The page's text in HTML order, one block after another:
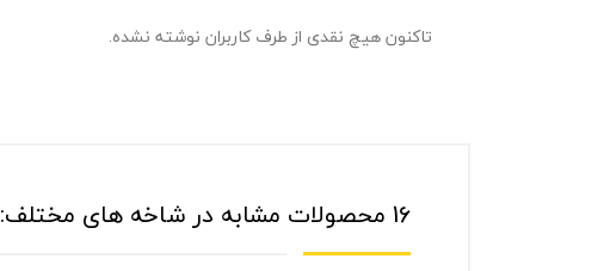
تاکنون هیچ نقدی از طرف کاربران نوشته نشده.
16 محصولات مشابه در شاخه های مختلف: